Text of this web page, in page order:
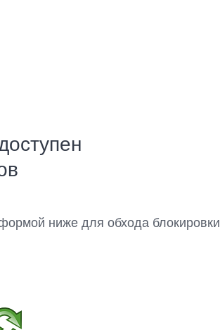
ниже для обхода блокировки